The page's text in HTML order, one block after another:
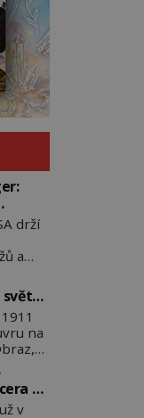
drží
a
bin
To je
ze
toho
na
je
–
v